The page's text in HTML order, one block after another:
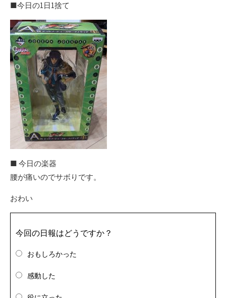
■今日の1日1捨て
■ 今日の楽器
腰が痛いのでサボりです。
おわい
今回の日報はどうですか？
おもしろかった
感動した